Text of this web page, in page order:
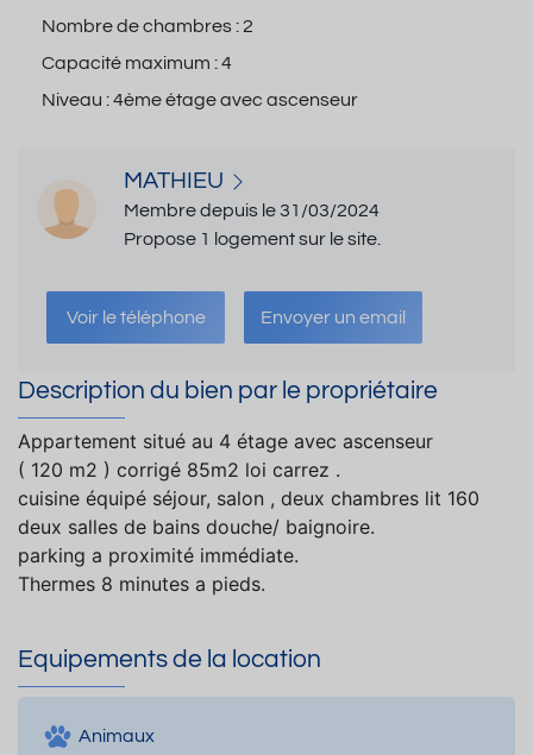
Nombre de chambres :2
Capacité maximum :4
Niveau :4ème étage avec ascenseur
MATHIEU
Membre depuis le 31/03/2024
Propose 1 logement sur le site.
Voir le téléphone Envoyer un email
Description du bien par le propriétaire
Appartement situé au 4 étage avec ascenseur
( 120 m2 ) corrigé 85m2 loi carrez .
cuisine équipé séjour, salon , deux chambres lit 160
deux salles de bains douche/ baignoire.
parking a proximité immédiate.
Thermes 8 minutes a pieds.
Equipements de la location
Animaux